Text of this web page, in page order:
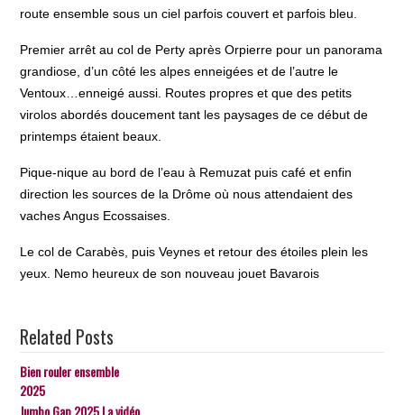
route ensemble sous un ciel parfois couvert et parfois bleu.
Premier arrêt au col de Perty après Orpierre pour un panorama
grandiose, d’un côté les alpes enneigées et de l’autre le
Ventoux…enneigé aussi. Routes propres et que des petits
virolos abordés doucement tant les paysages de ce début de
printemps étaient beaux.
Pique-nique au bord de l’eau à Remuzat puis café et enfin
direction les sources de la Drôme où nous attendaient des
vaches Angus Ecossaises.
Le col de Carabès, puis Veynes et retour des étoiles plein les
yeux. Nemo heureux de son nouveau jouet Bavarois
Related Posts
Bien rouler ensemble
2025
Jumbo Gap 2025 La vidéo